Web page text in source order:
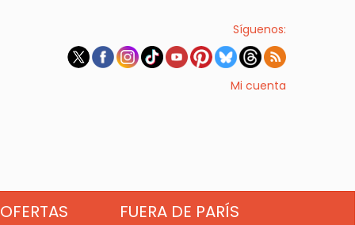
Síguenos:
Mi cuenta
OFERTAS FUERA DE PARÍS